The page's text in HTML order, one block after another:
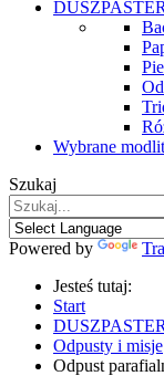
Wybrane
Szukaj
Powered by
Jesteś tutaj:
Start
Odpusty i misje
Odpust